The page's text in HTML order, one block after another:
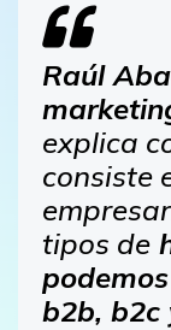
Raúl
explica
consiste
tipos de
b2b, b2c